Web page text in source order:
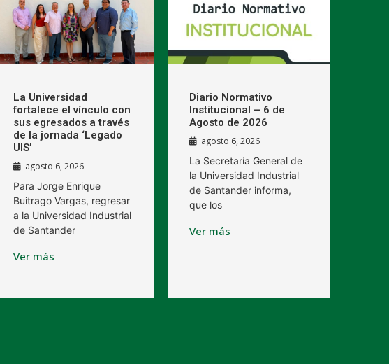
La Universidad
fortalece el vínculo con
sus egresados a través
de la jornada ‘Legado
UIS’
agosto 6, 2026
Para Jorge Enrique
Buitrago Vargas, regresar
a la Universidad Industrial
de Santander
Ver más
Diario Normativo
Institucional – 6 de
Agosto de 2026
agosto 6, 2026
La Secretaría General de
la Universidad Industrial
de Santander informa,
que los
Ver más